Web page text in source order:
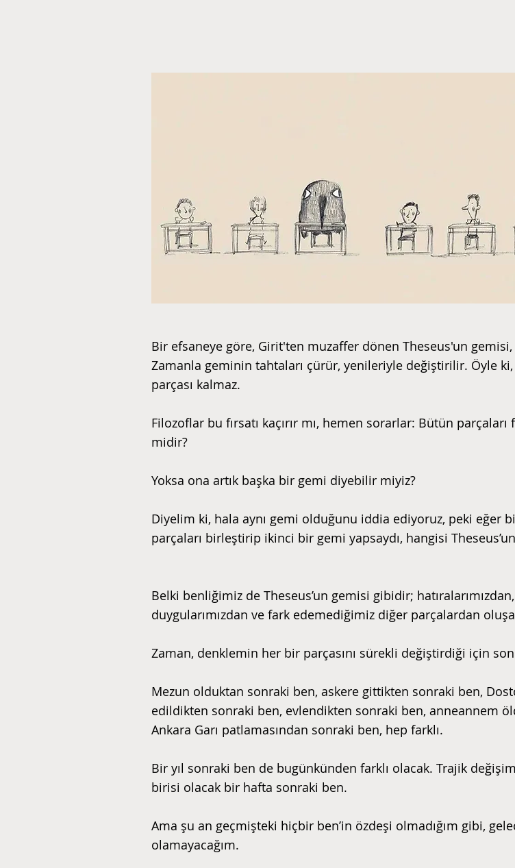
Bir efsaneye göre, Girit'ten muzaffer dönen Theseus'un
Zamanla geminin tahtaları çürür, yenileriyle değiştirilir. Öyle
parçası kalmaz.
Filozoflar bu fırsatı kaçırır mı, hemen sorarlar: Bütün
midir?
Yoksa ona artık başka bir gemi diyebilir miyiz?
Diyelim ki, hala aynı gemi olduğunu iddia ediyoruz, peki eğer
parçaları birleştirip ikinci bir gemi yapsaydı, hangisi
Belki benliğimiz de Theseus’un gemisi gibidir;
duygularımızdan ve fark edemediğimiz diğer parçalardan
Zaman, denklemin her bir parçasını sürekli değiştirdiği için
Mezun olduktan sonraki ben, askere gittikten sonraki ben,
edildikten sonraki ben, evlendikten sonraki ben, anneannem
Ankara Garı patlamasından sonraki ben, hep farklı.
Bir yıl sonraki ben de bugünkünden farklı olacak. Trajik
birisi olacak bir hafta sonraki ben.
Ama şu an geçmişteki hiçbir ben’in özdeşi olmadığım gibi,
olamayacağım.